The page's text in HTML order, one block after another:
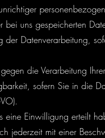
bei uns gespeicherten
der Datenverarbeitung,
die Verarbeitung
sofern Sie in die
eine Einwilligung erteilt
jederzeit mit einer